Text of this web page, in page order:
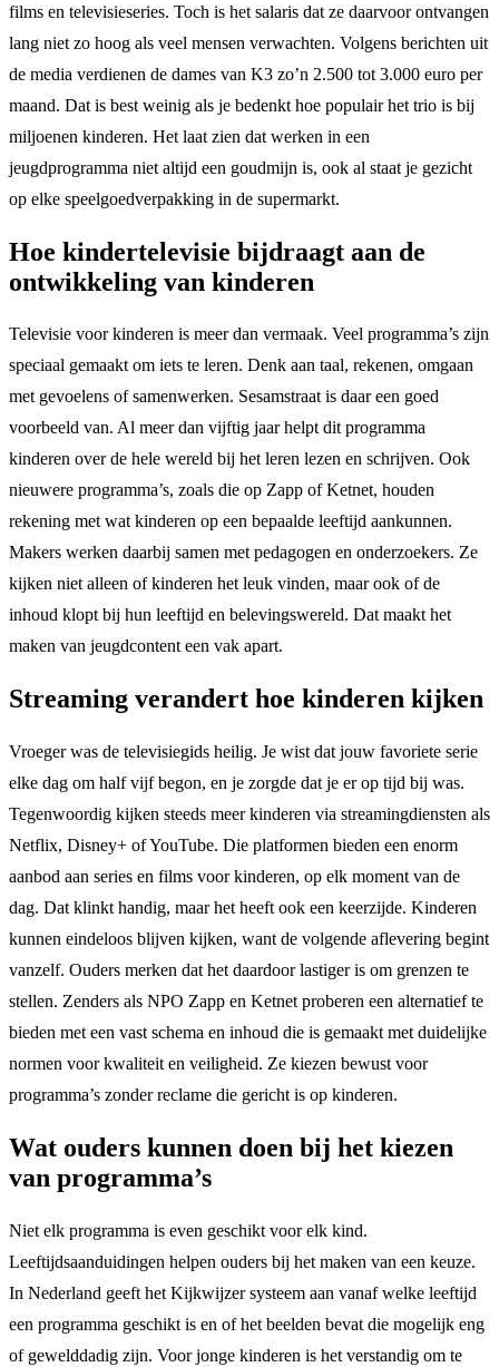
films en televisieseries. Toch is het salaris dat ze daarvoor ontvangen
lang niet zo hoog als veel mensen verwachten. Volgens berichten uit
de media verdienen de dames van K3 zo’n 2.500 tot 3.000 euro per
maand. Dat is best weinig als je bedenkt hoe populair het trio is bij
miljoenen kinderen. Het laat zien dat werken in een
jeugdprogramma niet altijd een goudmijn is, ook al staat je gezicht
op elke speelgoedverpakking in de supermarkt.
Hoe kindertelevisie bijdraagt aan de
ontwikkeling van kinderen
Televisie voor kinderen is meer dan vermaak. Veel programma’s zijn
speciaal gemaakt om iets te leren. Denk aan taal, rekenen, omgaan
met gevoelens of samenwerken. Sesamstraat is daar een goed
voorbeeld van. Al meer dan vijftig jaar helpt dit programma
kinderen over de hele wereld bij het leren lezen en schrijven. Ook
nieuwere programma’s, zoals die op Zapp of Ketnet, houden
rekening met wat kinderen op een bepaalde leeftijd aankunnen.
Makers werken daarbij samen met pedagogen en onderzoekers. Ze
kijken niet alleen of kinderen het leuk vinden, maar ook of de
inhoud klopt bij hun leeftijd en belevingswereld. Dat maakt het
maken van jeugdcontent een vak apart.
Streaming verandert hoe kinderen kijken
Vroeger was de televisiegids heilig. Je wist dat jouw favoriete serie
elke dag om half vijf begon, en je zorgde dat je er op tijd bij was.
Tegenwoordig kijken steeds meer kinderen via streamingdiensten als
Netflix, Disney+ of YouTube. Die platformen bieden een enorm
aanbod aan series en films voor kinderen, op elk moment van de
dag. Dat klinkt handig, maar het heeft ook een keerzijde. Kinderen
kunnen eindeloos blijven kijken, want de volgende aflevering begint
vanzelf. Ouders merken dat het daardoor lastiger is om grenzen te
stellen. Zenders als NPO Zapp en Ketnet proberen een alternatief te
bieden met een vast schema en inhoud die is gemaakt met duidelijke
normen voor kwaliteit en veiligheid. Ze kiezen bewust voor
programma’s zonder reclame die gericht is op kinderen.
Wat ouders kunnen doen bij het kiezen
van programma’s
Niet elk programma is even geschikt voor elk kind.
Leeftijdsaanduidingen helpen ouders bij het maken van een keuze.
In Nederland geeft het Kijkwijzer systeem aan vanaf welke leeftijd
een programma geschikt is en of het beelden bevat die mogelijk eng
of gewelddadig zijn. Voor jonge kinderen is het verstandig om te